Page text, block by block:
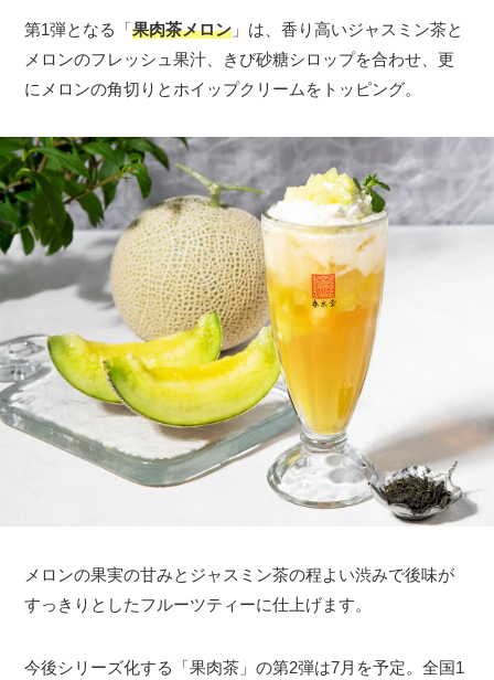
第1弾となる「果肉茶メロン 」は、香り高いジャスミン茶と
メロンのフレッシュ果汁、きび砂糖シロップを合わせ、更
にメロンの角切りとホイップクリームをトッピング。
メロンの果実の甘みとジャスミン茶の程よい渋みで後味が
すっきりとしたフルーツティーに仕上げます。
今後シリーズ化する「果肉茶」の第2弾は7月を予定。全国1